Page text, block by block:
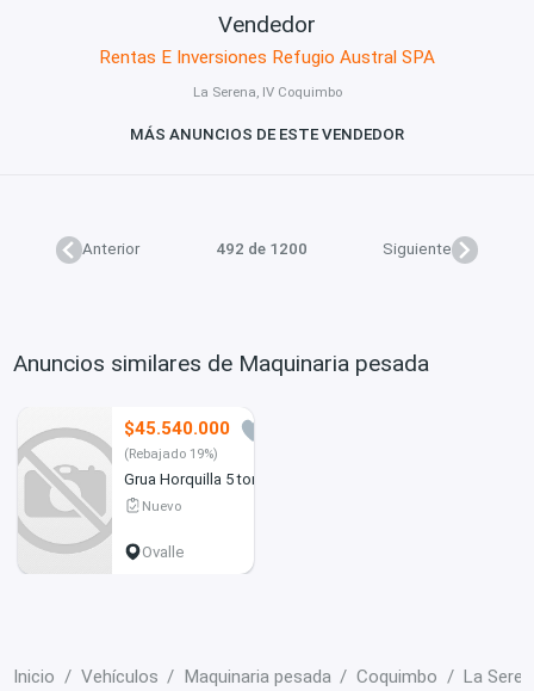
Vendedor
Rentas E Inversiones Refugio Austral SPA
La Serena, IV Coquimbo
MÁS ANUNCIOS DE ESTE VENDEDOR
Anterior 492 de 1200 Siguiente
Anuncios similares de Maquinaria pesada
$45.540.000
(Rebajado 19%)
Grua Horquilla 5 ton
Nuevo
Ovalle
Inicio Vehículos Maquinaria pesada Coquimbo La